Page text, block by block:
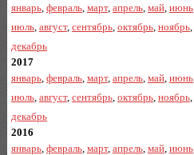
январь, февраль, март, апрель, май, июнь,
июль, август, сентябрь, октябрь, ноябрь,
декабрь
2017
январь, февраль, март, апрель, май, июнь,
июль, август, сентябрь, октябрь, ноябрь,
декабрь
2016
январь, февраль, март, апрель, май, июнь,